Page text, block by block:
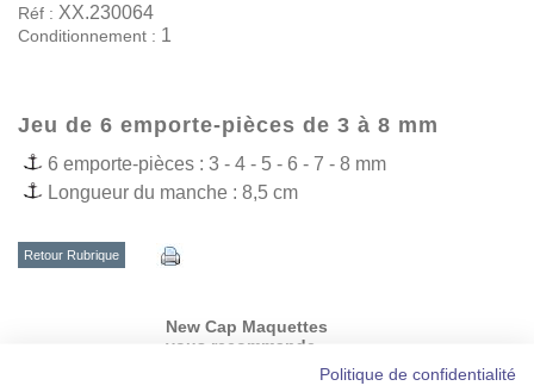
Réf : XX.230064
Conditionnement : 1
Jeu de 6 emporte-pièces de 3 à 8 mm
6 emporte-pièces : 3 - 4 - 5 - 6 - 7 - 8 mm
Longueur du manche : 8,5 cm
Retour Rubrique
New Cap Maquettes
vous recommande
Politique de confidentialité